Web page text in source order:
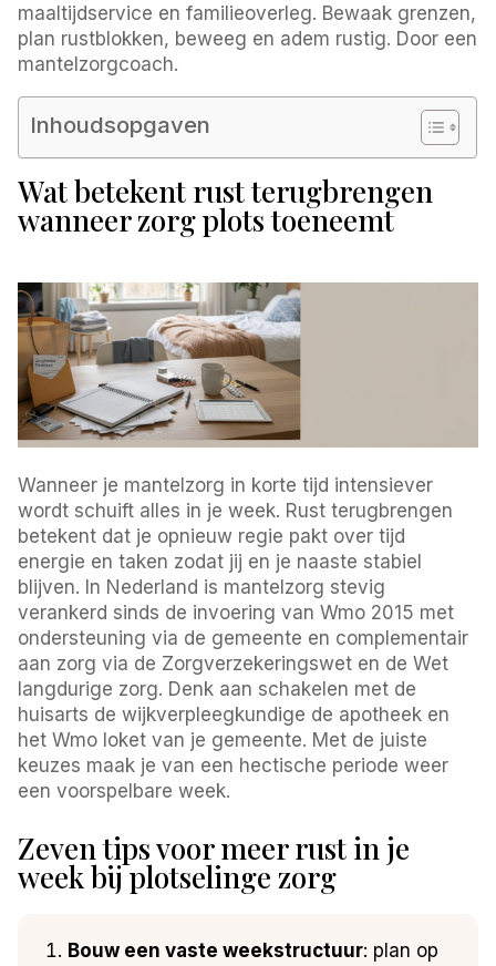
maaltijdservice en familieoverleg. Bewaak grenzen,
plan rustblokken, beweeg en adem rustig. Door een
mantelzorgcoach.
Inhoudsopgaven
Wat betekent rust terugbrengen
wanneer zorg plots toeneemt
Wanneer je mantelzorg in korte tijd intensiever
wordt schuift alles in je week. Rust terugbrengen
betekent dat je opnieuw regie pakt over tijd
energie en taken zodat jij en je naaste stabiel
blijven. In Nederland is mantelzorg stevig
verankerd sinds de invoering van Wmo 2015 met
ondersteuning via de gemeente en complementair
aan zorg via de Zorgverzekeringswet en de Wet
langdurige zorg. Denk aan schakelen met de
huisarts de wijkverpleegkundige de apotheek en
het Wmo loket van je gemeente. Met de juiste
keuzes maak je van een hectische periode weer
een voorspelbare week.
Zeven tips voor meer rust in je
week bij plotselinge zorg
Bouw een vaste weekstructuur: plan op